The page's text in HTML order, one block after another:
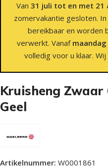
Van 31 juli tot en met 21
zomervakantie gesloten.
bereikbaar en worden
verwerkt. Vanaf
volledig voor u klaar.
Kruisheng
Geel
Artikelnummer: W0001861